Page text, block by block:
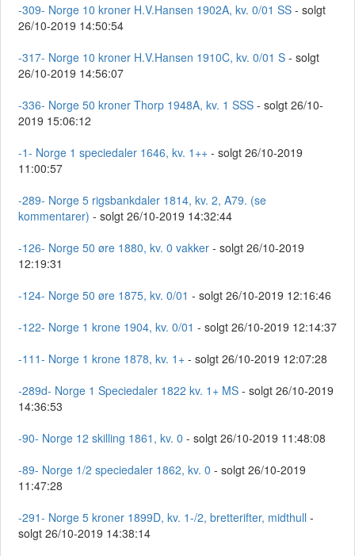
-309- Norge 10 kroner H.V.Hansen 1902A, kv. 0/01 SS - solgt
26/10-2019 14:50:54
-317- Norge 10 kroner H.V.Hansen 1910C, kv. 0/01 S - solgt
26/10-2019 14:56:07
-336- Norge 50 kroner Thorp 1948A, kv. 1 SSS - solgt 26/10-
2019 15:06:12
-1- Norge 1 speciedaler 1646, kv. 1++ - solgt 26/10-2019
11:00:57
-289- Norge 5 rigsbankdaler 1814, kv. 2, A79. (se
kommentarer) - solgt 26/10-2019 14:32:44
-126- Norge 50 øre 1880, kv. 0 vakker - solgt 26/10-2019
12:19:31
-124- Norge 50 øre 1875, kv. 0/01 - solgt 26/10-2019 12:16:46
-122- Norge 1 krone 1904, kv. 0/01 - solgt 26/10-2019 12:14:37
-111- Norge 1 krone 1878, kv. 1+ - solgt 26/10-2019 12:07:28
-289d- Norge 1 Speciedaler 1822 kv. 1+ MS - solgt 26/10-2019
14:36:53
-90- Norge 12 skilling 1861, kv. 0 - solgt 26/10-2019 11:48:08
-89- Norge 1/2 speciedaler 1862, kv. 0 - solgt 26/10-2019
11:47:28
-291- Norge 5 kroner 1899D, kv. 1-/2, bretterifter, midthull -
solgt 26/10-2019 14:38:14